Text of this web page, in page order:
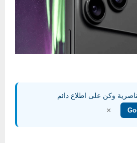
وكن على اطلاع دائم
×